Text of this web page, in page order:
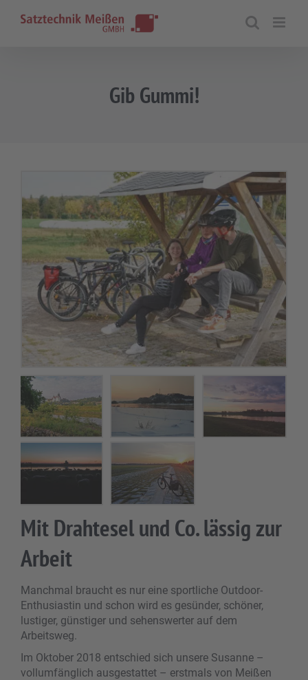
Inhalt
Gib Gummi!
Mit Drahtesel und Co. lässig zur
Arbeit
Manchmal braucht es nur eine sportliche Outdoor-
Enthusiastin und schon wird es gesünder, schöner,
lustiger, günstiger und sehenswerter auf dem
Arbeitsweg.
Im Oktober 2018 entschied sich unsere Susanne –
vollumfänglich ausgestattet – erstmals von Meißen